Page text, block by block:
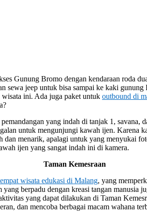
Gunung Bromo dengan kendaraan roda
sewa jeep untuk bisa sampai ke kaki
ini. Ada juga paket untuk outbound di
yang indah di tanjak 1, savana,
untuk mengunjungi kawah ijen. Karena
dan menarik, apalagi untuk yang menyukai
ijen yang sangat indah ini di kamera.
Taman Kemesraan
wisata edukasi di Malang, yang
berpadu dengan kreasi tangan manusia
yang dapat dilakukan di Taman
dan mencoba berbagai macam wahana